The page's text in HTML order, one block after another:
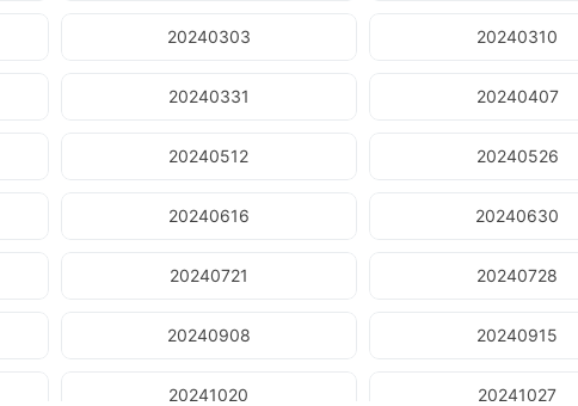
20240303 20240310
20240331 20240407
20240512 20240526
20240616 20240630
20240721 20240728
20240908 20240915
20241020 20241027